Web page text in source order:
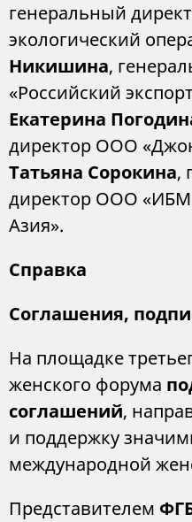
генеральный
экологический
Никишина,
«Российский
Екатерина
директор ООО
Татьяна Сорокина,
директор ООО «ИБМ
Азия».
Справка
Соглашения,
На площадке
женского форума
соглашений,
и поддержку
международной
Представителем